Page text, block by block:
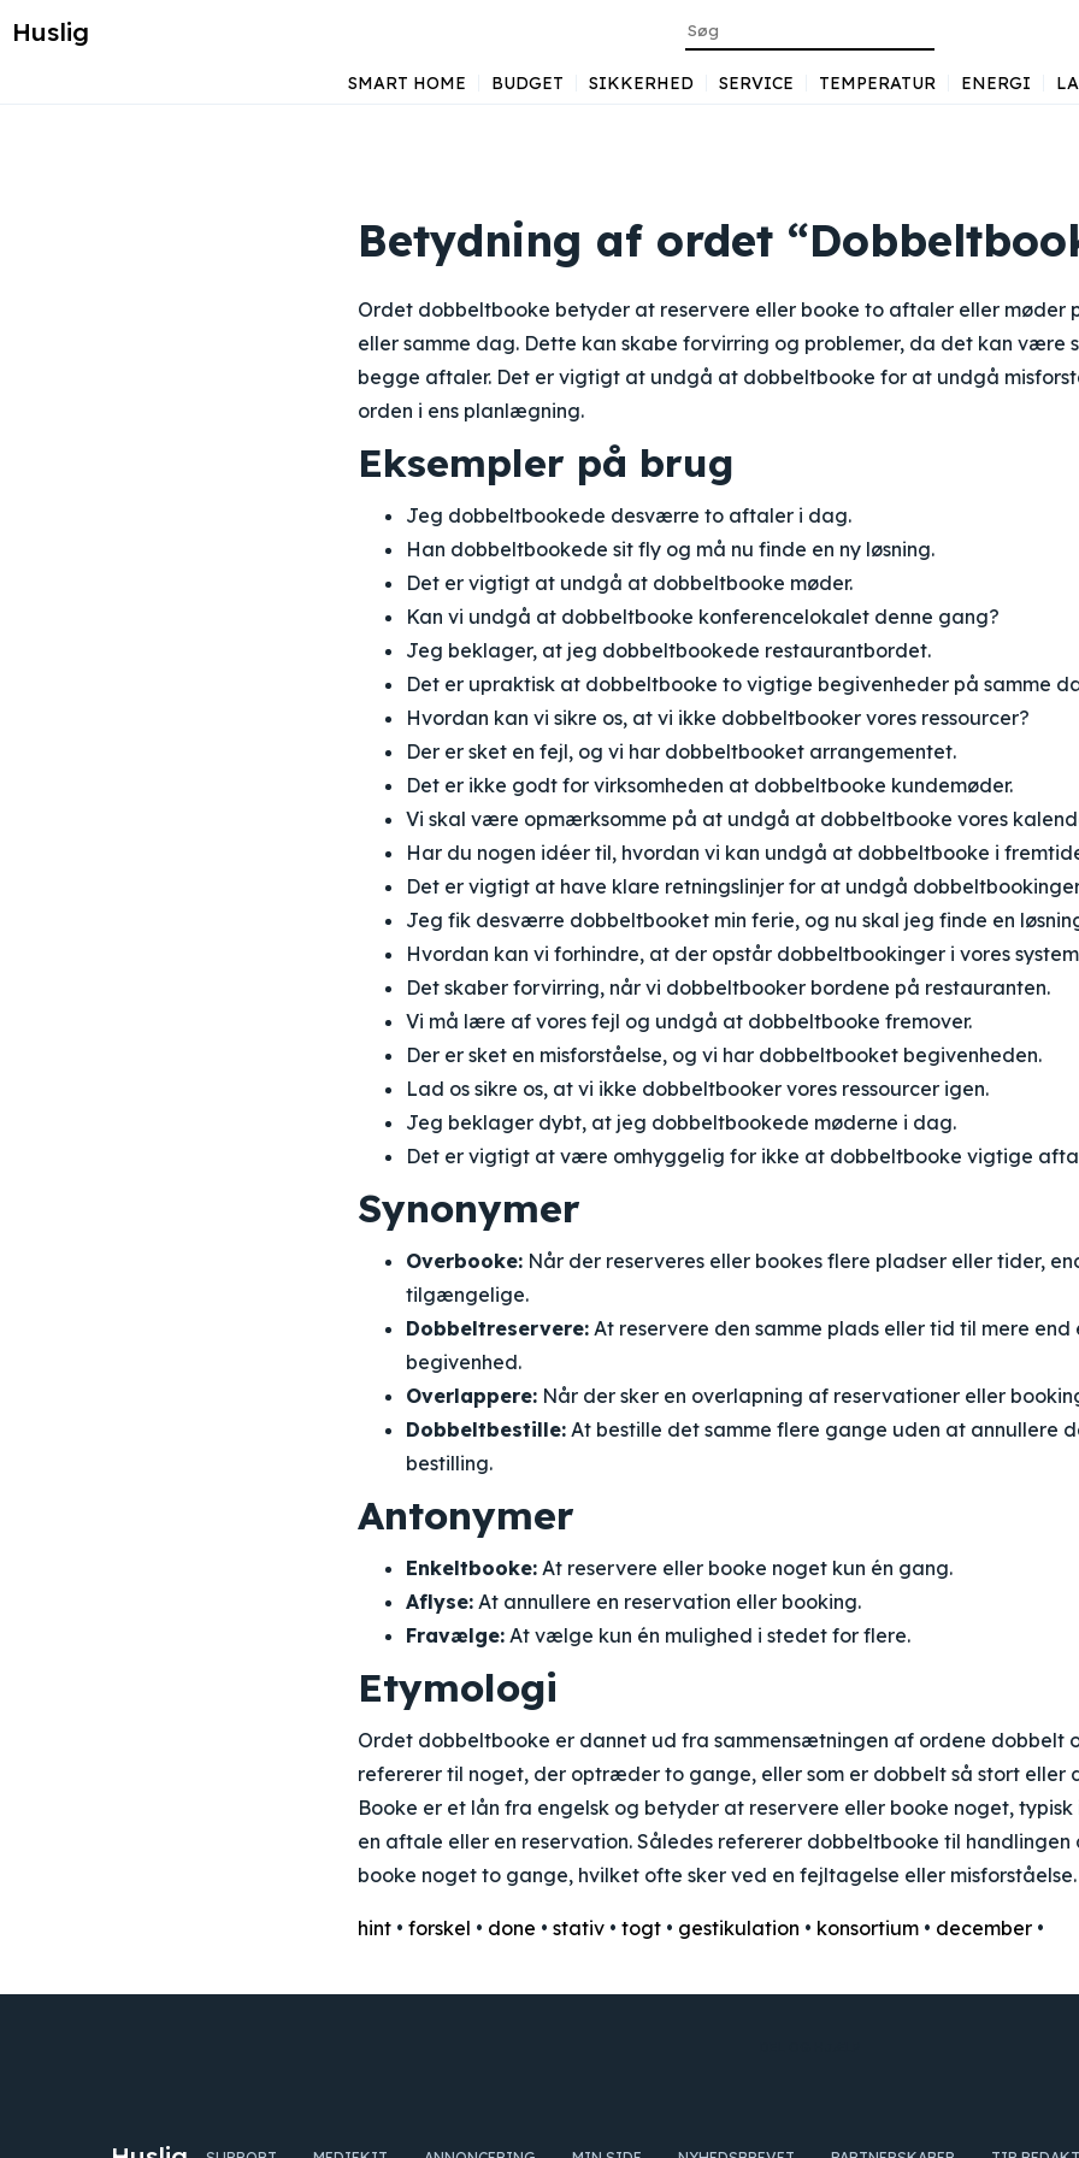
Huslig
SMART HOME BUDGET SIKKERHED SERVICE TEMPERATUR ENERGI
Betydning af ordet
Ordet dobbeltbooke betyder at reservere eller booke to aftaler eller møder
eller samme dag. Dette kan skabe forvirring og problemer, da det kan være
begge aftaler. Det er vigtigt at undgå at dobbeltbooke for at undgå
orden i ens planlægning.
Eksempler på brug
Jeg dobbeltbookede desværre to aftaler i dag.
Han dobbeltbookede sit fly og må nu finde en ny løsning.
Det er vigtigt at undgå at dobbeltbooke møder.
Kan vi undgå at dobbeltbooke konferencelokalet denne gang?
Jeg beklager, at jeg dobbeltbookede restaurantbordet.
Det er upraktisk at dobbeltbooke to vigtige begivenheder på samme
Hvordan kan vi sikre os, at vi ikke dobbeltbooker vores ressourcer?
Der er sket en fejl, og vi har dobbeltbooket arrangementet.
Det er ikke godt for virksomheden at dobbeltbooke kundemøder.
Vi skal være opmærksomme på at undgå at dobbeltbooke vores
Har du nogen idéer til, hvordan vi kan undgå at dobbeltbooke i
Det er vigtigt at have klare retningslinjer for at undgå
Jeg fik desværre dobbeltbooket min ferie, og nu skal jeg finde en
Hvordan kan vi forhindre, at der opstår dobbeltbookinger i vores
Det skaber forvirring, når vi dobbeltbooker bordene på restauranten.
Vi må lære af vores fejl og undgå at dobbeltbooke fremover.
Der er sket en misforståelse, og vi har dobbeltbooket begivenheden.
Lad os sikre os, at vi ikke dobbeltbooker vores ressourcer igen.
Jeg beklager dybt, at jeg dobbeltbookede møderne i dag.
Det er vigtigt at være omhyggelig for ikke at dobbeltbooke vigtige
Synonymer
Overbooke: Når der reserveres eller bookes flere pladser eller tider,
tilgængelige.
Dobbeltreservere: At reservere den samme plads eller tid til mere end
begivenhed.
Overlappere: Når der sker en overlapning af reservationer eller
Dobbeltbestille: At bestille det samme flere gange uden at annullere
bestilling.
Antonymer
Enkeltbooke: At reservere eller booke noget kun én gang.
Aflyse: At annullere en reservation eller booking.
Fravælge: At vælge kun én mulighed i stedet for flere.
Etymologi
Ordet dobbeltbooke er dannet ud fra sammensætningen af ordene dobbelt
refererer til noget, der optræder to gange, eller som er dobbelt så stort eller
Booke er et lån fra engelsk og betyder at reservere eller booke noget, typisk
en aftale eller en reservation. Således refererer dobbeltbooke til handlingen
booke noget to gange, hvilket ofte sker ved en fejltagelse eller misforståelse.
hint • forskel • done • stativ • togt • gestikulation • konsortium • december •